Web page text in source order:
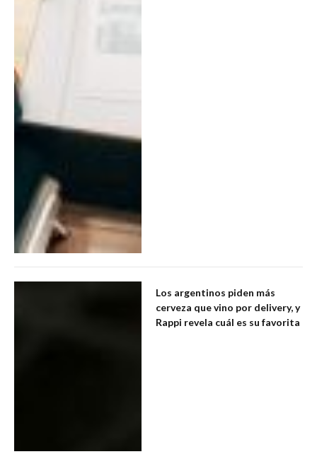
Los argentinos piden más
cerveza que vino por delivery, y
Rappi revela cuál es su favorita